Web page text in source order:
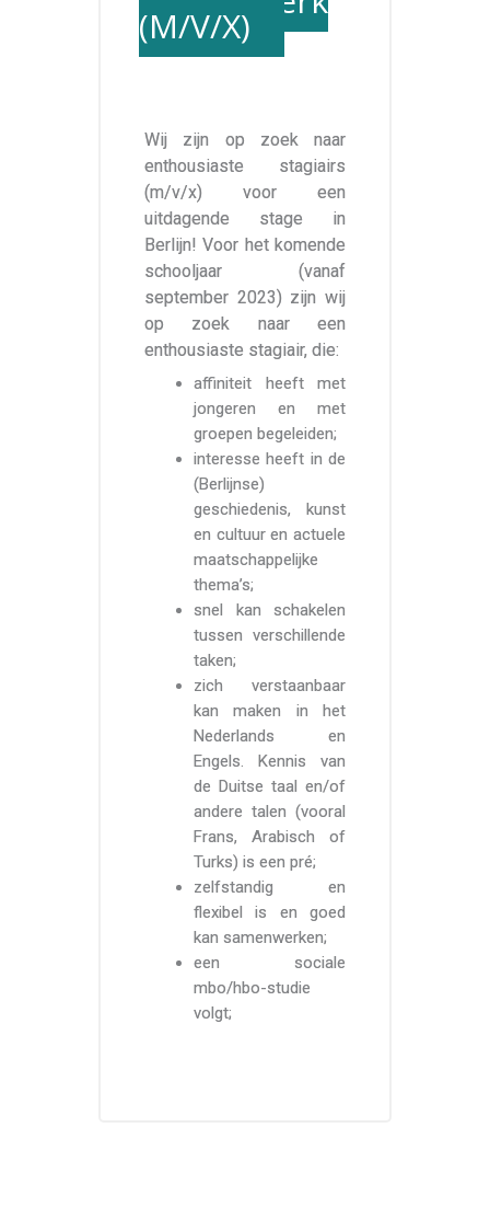
(M/V/X)
Wij zijn op zoek naar
enthousiaste stagiairs
(m/v/x) voor een
uitdagende stage in
Berlijn! Voor het komende
schooljaar (vanaf
september 2023) zijn wij
op zoek naar een
enthousiaste stagiair, die:
affiniteit heeft met
jongeren en met
groepen begeleiden;
interesse heeft in de
(Berlijnse)
geschiedenis, kunst
en cultuur en actuele
maatschappelijke
thema’s;
snel kan schakelen
tussen verschillende
taken;
zich verstaanbaar
kan maken in het
Nederlands en
Engels. Kennis van
de Duitse taal en/of
andere talen (vooral
Frans, Arabisch of
Turks) is een pré;
zelfstandig en
flexibel is en goed
kan samenwerken;
een sociale
mbo/hbo-studie
volgt;